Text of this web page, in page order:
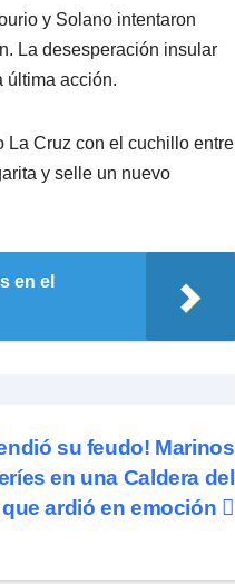
y Solano intentaron
La desesperación insular
última acción.
La Cruz con el cuchillo entre
y selle un nuevo
en el
su feudo! Marinos
en una Caldera del
ardió en emoción